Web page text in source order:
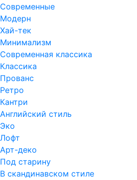
Современные
Модерн
Хай-тек
Минимализм
Современная классика
Классика
Прованс
Ретро
Кантри
Английский стиль
Эко
Лофт
Арт-деко
Под старину
В скандинавском стиле